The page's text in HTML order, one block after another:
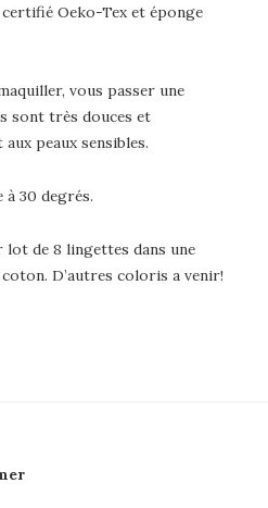
Oeko-Tex et éponge
vous passer une
sont très douces et
peaux sensibles.
à 30 degrés.
de 8 lingettes dans une
D’autres coloris a venir!